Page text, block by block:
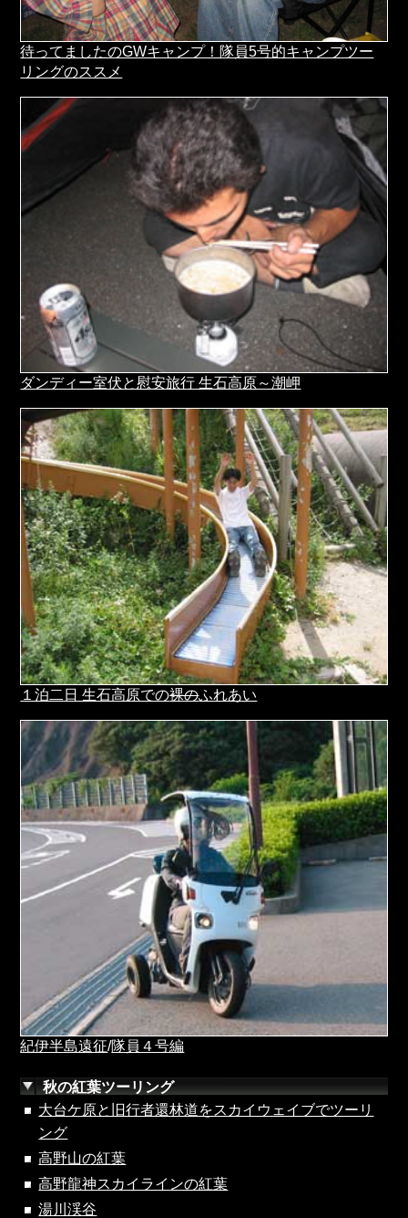
待ってましたのGWキャンプ！隊員5号的キャンプツー
リングのススメ
ダンディー室伏と慰安旅行 生石高原～潮岬
１泊二日 生石高原での裸のふれあい
紀伊半島遠征/隊員４号編
秋の紅葉ツーリング
大台ケ原と旧行者還林道をスカイウェイブでツーリ
ング
高野山の紅葉
高野龍神スカイラインの紅葉
湯川渓谷